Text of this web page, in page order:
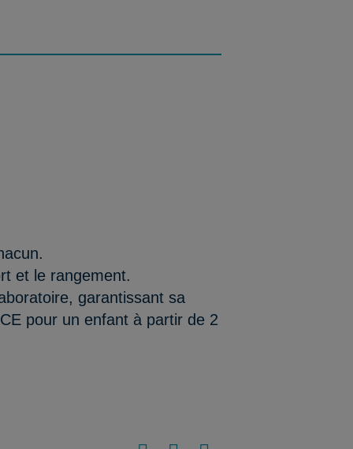
et le rangement.
garantissant sa
pour un enfant à partir de 2